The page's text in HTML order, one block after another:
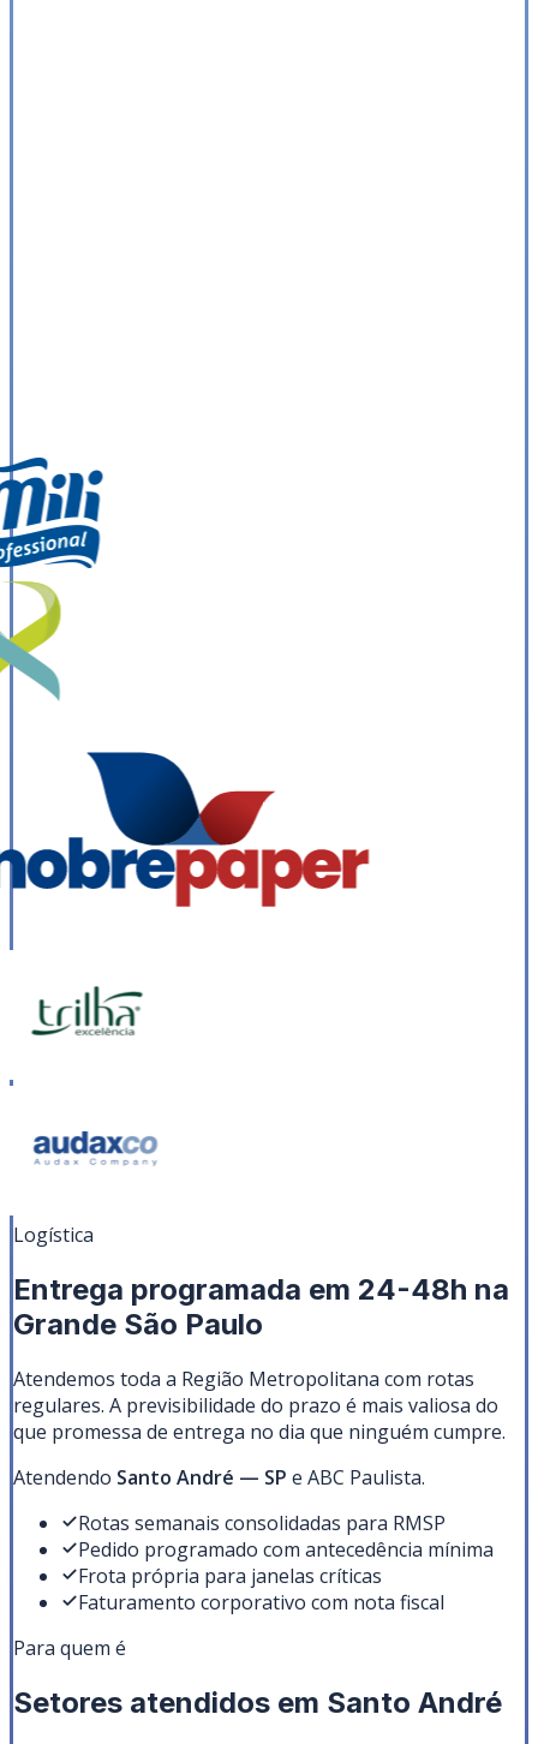
Logística
Entrega programada em 24-48h na
Grande São Paulo
Atendemos toda a Região Metropolitana com rotas
regulares. A previsibilidade do prazo é mais valiosa do
que promessa de entrega no dia que ninguém cumpre.
Atendendo Santo André — SP e ABC Paulista.
Rotas semanais consolidadas para RMSP
Pedido programado com antecedência mínima
Frota própria para janelas críticas
Faturamento corporativo com nota fiscal
Para quem é
Setores atendidos em Santo André